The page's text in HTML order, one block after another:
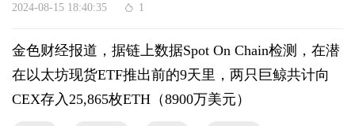
2024-08-15 18:40:35 1
金色财经报道，据链上数据Spot On Chain检测，在潜
在以太坊现货ETF推出前的9天里，两只巨鲸共计向
CEX存入25,865枚ETH（8900万美元）